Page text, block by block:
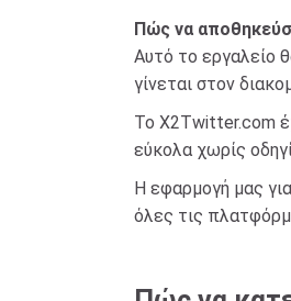
Πώς να
Αυτό το εργαλείο
γίνεται στον
Το X2Twitter.com
εύκολα χωρίς
Η εφαρμογή μας
όλες τις